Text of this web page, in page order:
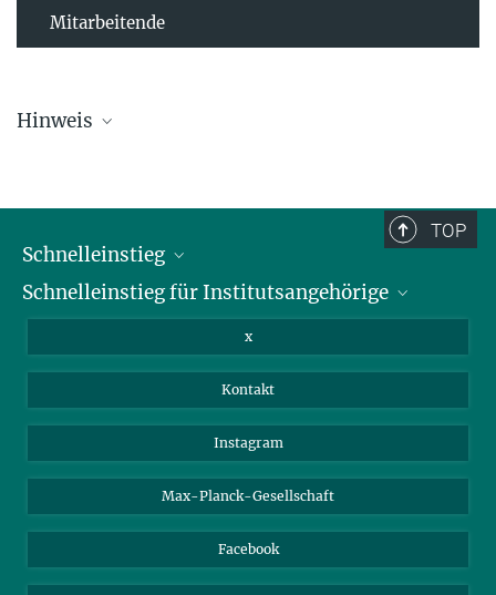
Mitarbeitende
Hinweis
TOP
Schnelleinstieg
Bibliothek
Schnelleinstieg für Institutsangehörige
Nextcloud
x
Kontakt
Instagram
Max-Planck-Gesellschaft
Facebook